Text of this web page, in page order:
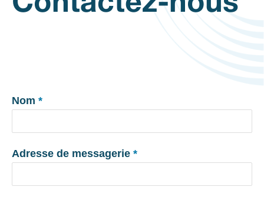
Nom *
Adresse de messagerie *